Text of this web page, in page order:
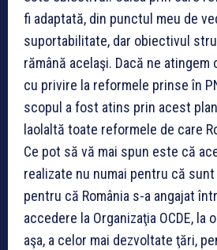
fi adaptată, din punctul meu de
suportabilitate, dar obiectivul
rămână acelaşi. Dacă ne
cu privire la reformele prinse în
scopul a fost atins prin acest
laolaltă toate reformele de care
Ce pot să vă mai spun este că
realizate nu numai pentru că sunt
pentru că România s-a angajat
accedere la Organizaţia OCDE, la
aşa, a celor mai dezvoltate ţări,